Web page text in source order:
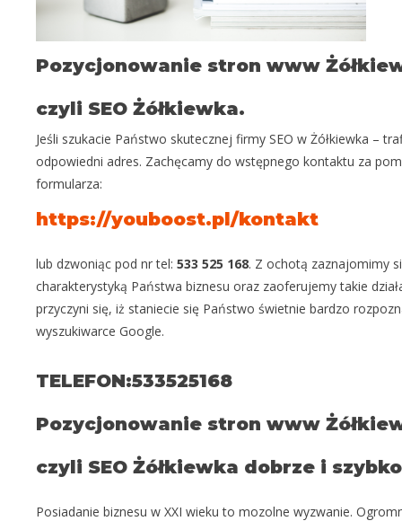
Pozycjonowanie stron www
czyli SEO Żółkiewka.
Jeśli szukacie Państwo skutecznej firmy SEO w Żółkiewka –
odpowiedni adres. Zachęcamy do wstępnego kontaktu za
formularza:
https://youboost.pl/kontakt
lub dzwoniąc pod nr tel: 533 525 168. Z ochotą zaznajomimy
charakterystyką Państwa biznesu oraz zaoferujemy takie
przyczyni się, iż staniecie się Państwo świetnie bardzo
wyszukiwarce Google.
TELEFON:533525168
Pozycjonowanie stron www
czyli SEO Żółkiewka dobrze i szybko
Posiadanie biznesu w XXI wieku to mozolne wyzwanie.